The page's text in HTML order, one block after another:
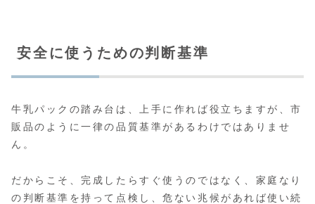
安全に使うための判断基準
牛乳パックの踏み台は、上手に作れば役立ちますが、市
販品のように一律の品質基準があるわけではありませ
ん。
だからこそ、完成したらすぐ使うのではなく、家庭なり
の判断基準を持って点検し、危ない兆候があれば使い続